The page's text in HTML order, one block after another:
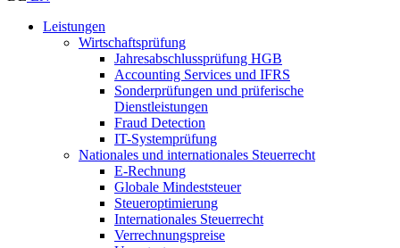
Leistungen
Wirtschaftsprüfung
Jahresabschlussprüfung HGB
Accounting Services und IFRS
Sonderprüfungen und prüferische
Dienstleistungen
Fraud Detection
IT-Systemprüfung
Nationales und internationales Steuerrecht
E-Rechnung
Globale Mindeststeuer
Steueroptimierung
Internationales Steuerrecht
Verrechnungspreise